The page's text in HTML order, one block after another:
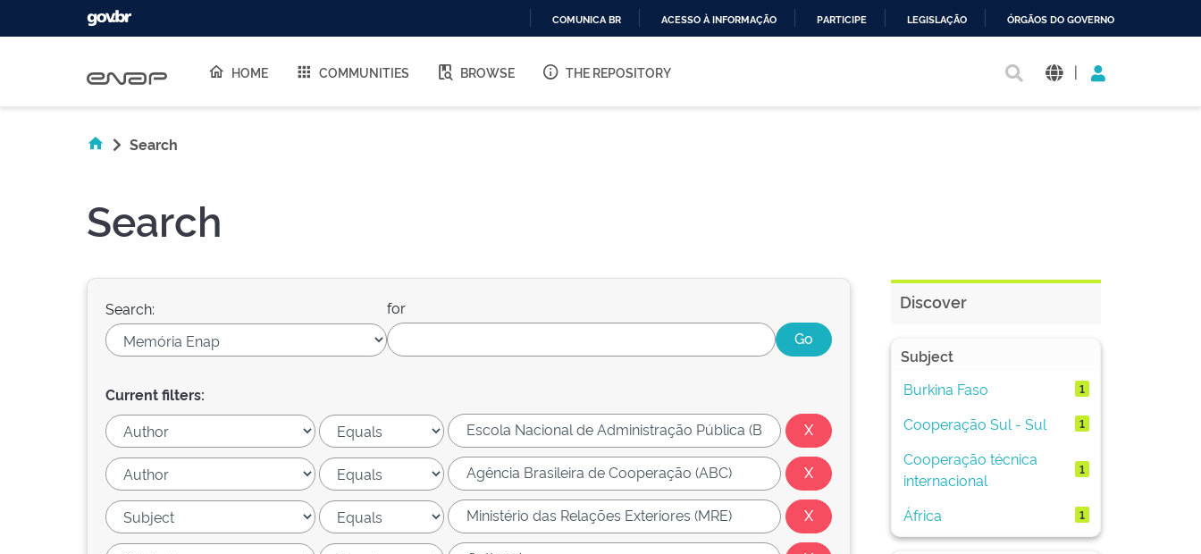
O
COMUNICA BR ACESSO À INFORMAÇÃO PARTICIPE LEGISLAÇÃO ÓRGÃOS DO GOVERNO
HOME COMMUNITIES BROWSE THE REPOSITORY |
Search
Search
Search: for
Current filters:
Discover
Subject
Burkina Faso
1
Cooperação Sul - Sul 1
Cooperação técnica
internacional
1
África 1